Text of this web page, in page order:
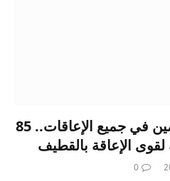
يتنافسون على مدار يومين في جميع الإعاقات.. 85
الإعاقة بالقطيف
0